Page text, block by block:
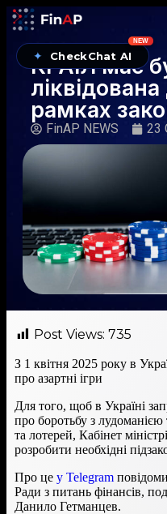
✦ CheckChat AI
NEW
КРАІЛ має
рамках
FinAP NEWS 23
Post Views: 735
З 1 квітня 2025 року в
про азартні ігри
Для того, щоб в Україні
про боротьбу з лудоманією
та лотерей, Кабінет
розробити необхідні
Про це у Telegram
Ради з питань фінансів,
Данило Гетманцев.